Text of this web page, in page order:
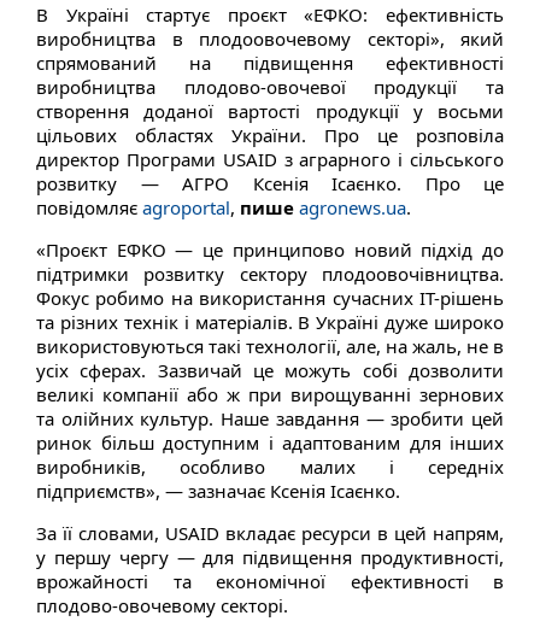
В Україні стартує проєкт «ЕФКО: ефективність
виробництва в плодоовочевому секторі», який
спрямований на підвищення ефективності
виробництва плодово-овочевої продукції та
створення доданої вартості продукції у восьми
цільових областях України. Про це розповіла
директор Програми USAID з аграрного і сільського
розвитку — АГРО Ксенія Ісаєнко. Про це
повідомляє agroportal, пише agronews.ua.
«Проєкт ЕФКО — це принципово новий підхід до
підтримки розвитку сектору плодоовочівництва.
Фокус робимо на використання сучасних ІТ-рішень
та різних технік і матеріалів. В Україні дуже широко
використовуються такі технології, але, на жаль, не в
усіх сферах. Зазвичай це можуть собі дозволити
великі компанії або ж при вирощуванні зернових
та олійних культур. Наше завдання — зробити цей
ринок більш доступним і адаптованим для інших
виробників, особливо малих і середніх
підприємств», — зазначає Ксенія Ісаєнко.
За її словами, USAID вкладає ресурси в цей напрям,
у першу чергу — для підвищення продуктивності,
врожайності та економічної ефективності в
плодово-овочевому секторі.